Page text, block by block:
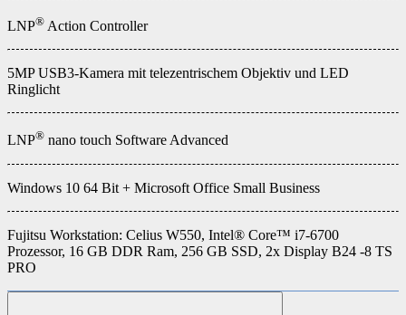
LNP® Action Controller
5MP USB3-Kamera mit telezentrischem Objektiv und LED
Ringlicht
LNP® nano touch Software Advanced
Windows 10 64 Bit + Microsoft Office Small Business
Fujitsu Workstation: Celius W550, Intel® Core™ i7-6700
Prozessor, 16 GB DDR Ram, 256 GB SSD, 2x Display B24 -8 TS
PRO